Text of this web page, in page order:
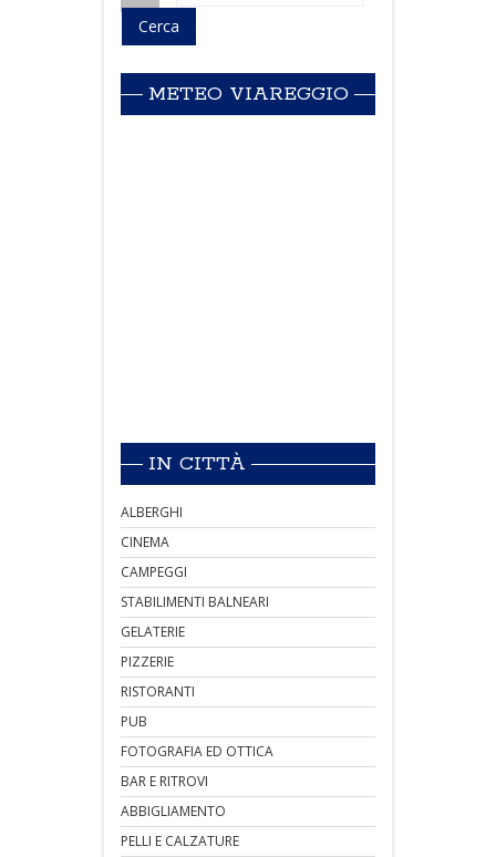
METEO VIAREGGIO
IN CITTÀ
ALBERGHI
CINEMA
CAMPEGGI
STABILIMENTI BALNEARI
GELATERIE
PIZZERIE
RISTORANTI
PUB
FOTOGRAFIA ED OTTICA
BAR E RITROVI
ABBIGLIAMENTO
PELLI E CALZATURE